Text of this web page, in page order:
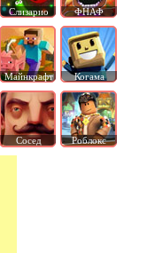
Слизарио ФНАФ
Майнкрафт Когама
Сосед Роблокс